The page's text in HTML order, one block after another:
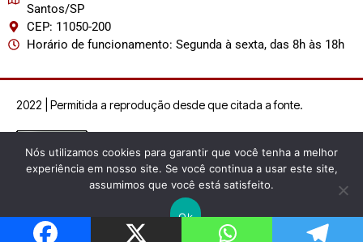
Santos/SP
CEP: 11050-200
Horário de funcionamento: Segunda à sexta, das 8h às 18h
2022 | Permitida a reprodução desde que citada a fonte.
Nós utilizamos cookies para garantir que você tenha a melhor
experiência em nosso site. Se você continua a usar este site,
assumimos que você está satisfeito.
Ok